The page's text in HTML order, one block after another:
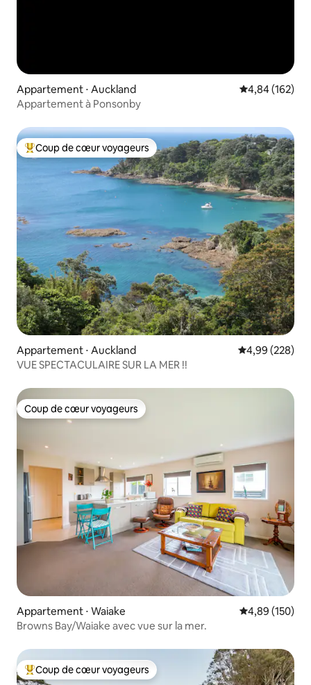
Appartement ⋅ Auckland Évaluation
4,84 (162)
Appartement à Ponsonby
Coups de cœur voyageurs les plus appréciés
Coup de cœur voyageurs
Appartement ⋅ Auckland Évaluation
4,99 (228)
VUE SPECTACULAIRE SUR LA MER !!
Coup de cœur voyageurs
Coup de cœur voyageurs
Appartement ⋅ Waiake Évaluation
4,89 (150)
Browns Bay/Waiake avec vue sur la mer.
Coups de cœur voyageurs les plus appréciés
Coup de cœur voyageurs